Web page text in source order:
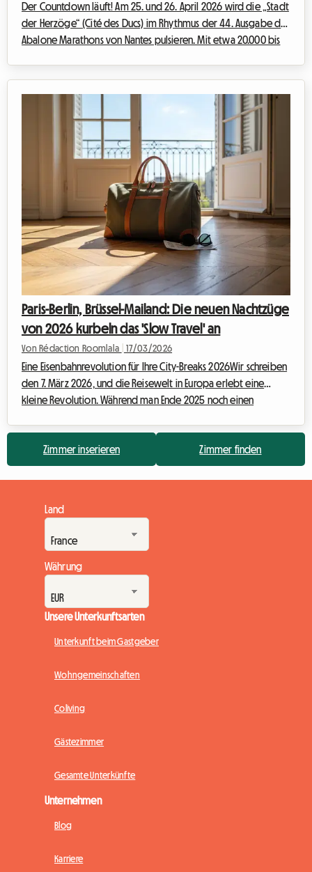
Der Countdown läuft! Am 25. und 26. April 2026 wird die „Stadt
der Herzöge“ (Cité des Ducs) im Rhythmus der 44. Ausgabe des
Abalone Marathons von Nantes pulsieren. Mit etwa 20.000 bis
Massenandrangs taucht ein wiederkehrendes Problem auf: Wo
all diese Menschen unterbringen? Die Hotels sind bereits
Monate im Voraus ausge...
Paris-Berlin, Brüssel-Mailand: Die neuen Nachtzüge
von 2026 kurbeln das 'Slow Travel' an
Von Rédaction Roomlala 17/03/2026
Eine Eisenbahnrevolution für Ihre City-Breaks 2026Wir schreiben
den 7. März 2026, und die Reisewelt in Europa erlebt eine
kleine Revolution. Während man Ende 2025 noch einen
dieses Frühjahr im Gegenteil ein spektakuläres Comeback.
Vergessen Sie den Stress an Flughäfen und das morgendliche
Aufstehen im Morgengrauen: In diesem Jahr beginnt die Reise,
sobald Sie die Augen schließen. Mit der bevorstehenden
Zimmer inserieren Zimmer finden
Land
Währung
Unsere Unterkunftsarten
Unterkunft beim Gastgeber
Wohngemeinschaften
Coliving
Gästezimmer
Gesamte Unterkünfte
Unternehmen
Blog
Karriere